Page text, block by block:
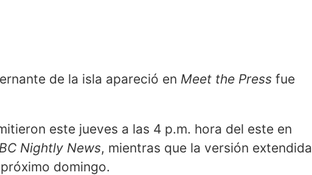
de la isla apareció en Meet the Press fue
este jueves a las 4 p.m. hora del este en
Nightly News, mientras que la versión extendida
domingo.